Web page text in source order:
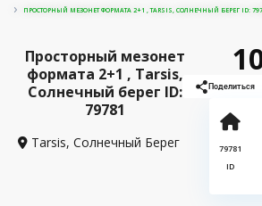
ПРОСТОРНЫЙ МЕЗОНЕТ ФОРМАТА 2+1 , TARSIS, СОЛНЕЧНЫЙ БЕРЕГ ID:
Просторный мезонет
формата 2+1 , Tarsis,
Солнечный берег ID:
79781
Tarsis, Солнечный Берег
Поделиться
79781
ID